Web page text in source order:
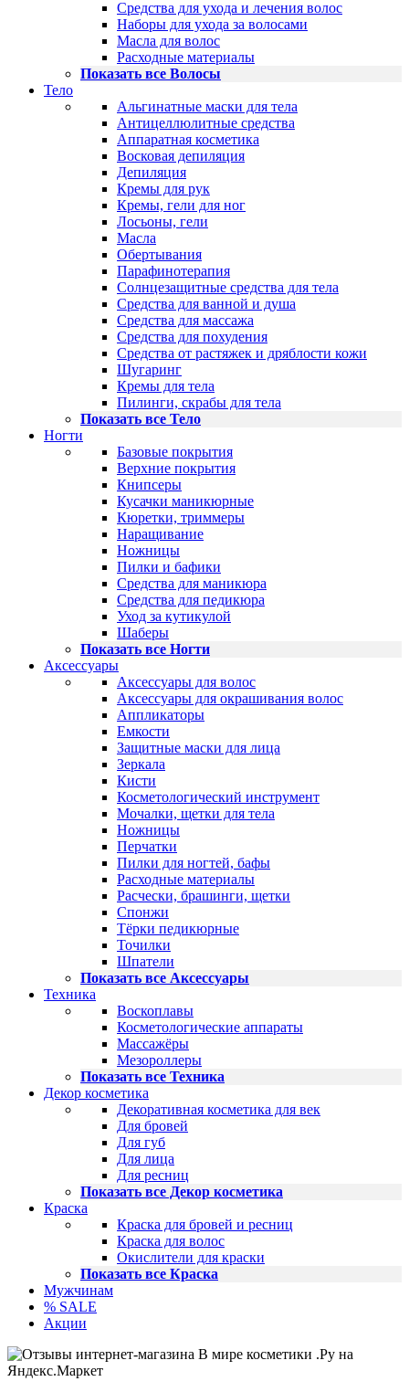
Средства для ухода и лечения волос
Наборы для ухода за волосами
Масла для волос
Расходные материалы
Показать все Волосы
Тело
Альгинатные маски для тела
Антицеллюлитные средства
Аппаратная косметика
Восковая депиляция
Депиляция
Кремы для рук
Кремы, гели для ног
Лосьоны, гели
Масла
Обертывания
Парафинотерапия
Солнцезащитные средства для тела
Средства для ванной и душа
Средства для массажа
Средства для похудения
Средства от растяжек и дряблости кожи
Шугаринг
Кремы для тела
Пилинги, скрабы для тела
Показать все Тело
Ногти
Базовые покрытия
Верхние покрытия
Книпсеры
Кусачки маникюрные
Кюретки, триммеры
Наращивание
Ножницы
Пилки и бафики
Средства для маникюра
Средства для педикюра
Уход за кутикулой
Шаберы
Показать все Ногти
Аксессуары
Аксессуары для волос
Аксессуары для окрашивания волос
Аппликаторы
Емкости
Защитные маски для лица
Зеркала
Кисти
Косметологический инструмент
Мочалки, щетки для тела
Ножницы
Перчатки
Пилки для ногтей, бафы
Расходные материалы
Расчески, брашинги, щетки
Спонжи
Тёрки педикюрные
Точилки
Шпатели
Показать все Аксессуары
Техника
Воскоплавы
Косметологические аппараты
Массажёры
Мезороллеры
Показать все Техника
Декор косметика
Декоративная косметика для век
Для бровей
Для губ
Для лица
Для ресниц
Показать все Декор косметика
Краска
Краска для бровей и ресниц
Краска для волос
Окислители для краски
Показать все Краска
Мужчинам
% SALE
Акции